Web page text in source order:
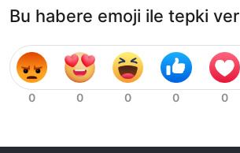
Bu habere emoji ile tepki ver